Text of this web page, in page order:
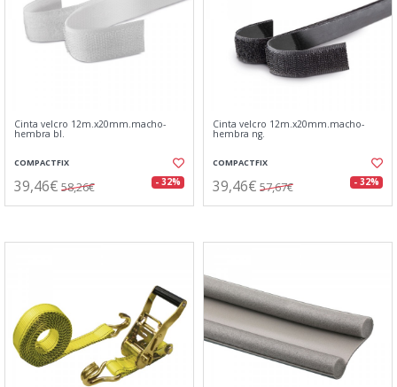
Cinta velcro 12m.x20mm.macho-
hembra bl.
COMPACTFIX
39,46€ 58,26€ - 32%
Cinta velcro 12m.x20mm.macho-
hembra ng.
COMPACTFIX
39,46€ 57,67€ - 32%